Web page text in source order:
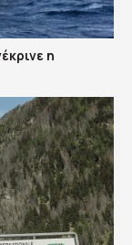
η